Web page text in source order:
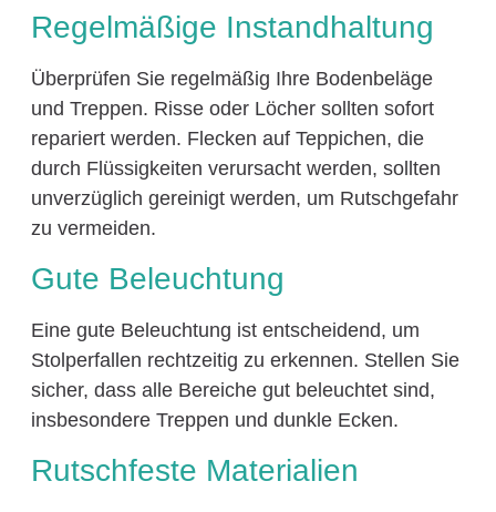
Regelmäßige Instandhaltung
Überprüfen Sie regelmäßig Ihre Bodenbeläge
und Treppen. Risse oder Löcher sollten sofort
repariert werden. Flecken auf Teppichen, die
durch Flüssigkeiten verursacht werden, sollten
unverzüglich gereinigt werden, um Rutschgefahr
zu vermeiden.
Gute Beleuchtung
Eine gute Beleuchtung ist entscheidend, um
Stolperfallen rechtzeitig zu erkennen. Stellen Sie
sicher, dass alle Bereiche gut beleuchtet sind,
insbesondere Treppen und dunkle Ecken.
Rutschfeste Materialien